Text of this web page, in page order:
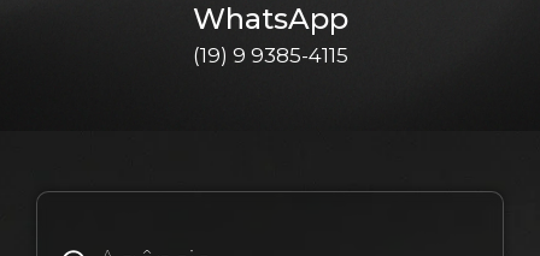
WhatsApp
(19) 9 9385-4115